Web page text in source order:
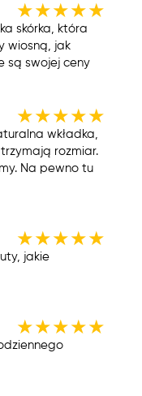
★★★★★
skórka, która
wiosną, jak
są swojej ceny
★★★★★
wkładka,
rozmiar.
Na pewno tu
★★★★★
jakie
★★★★★